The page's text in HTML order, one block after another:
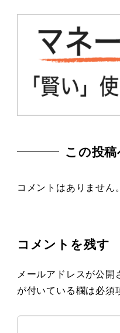
この投
コメントはありません。
コメントを残す
メールアドレスが公開
が付いている欄は必須